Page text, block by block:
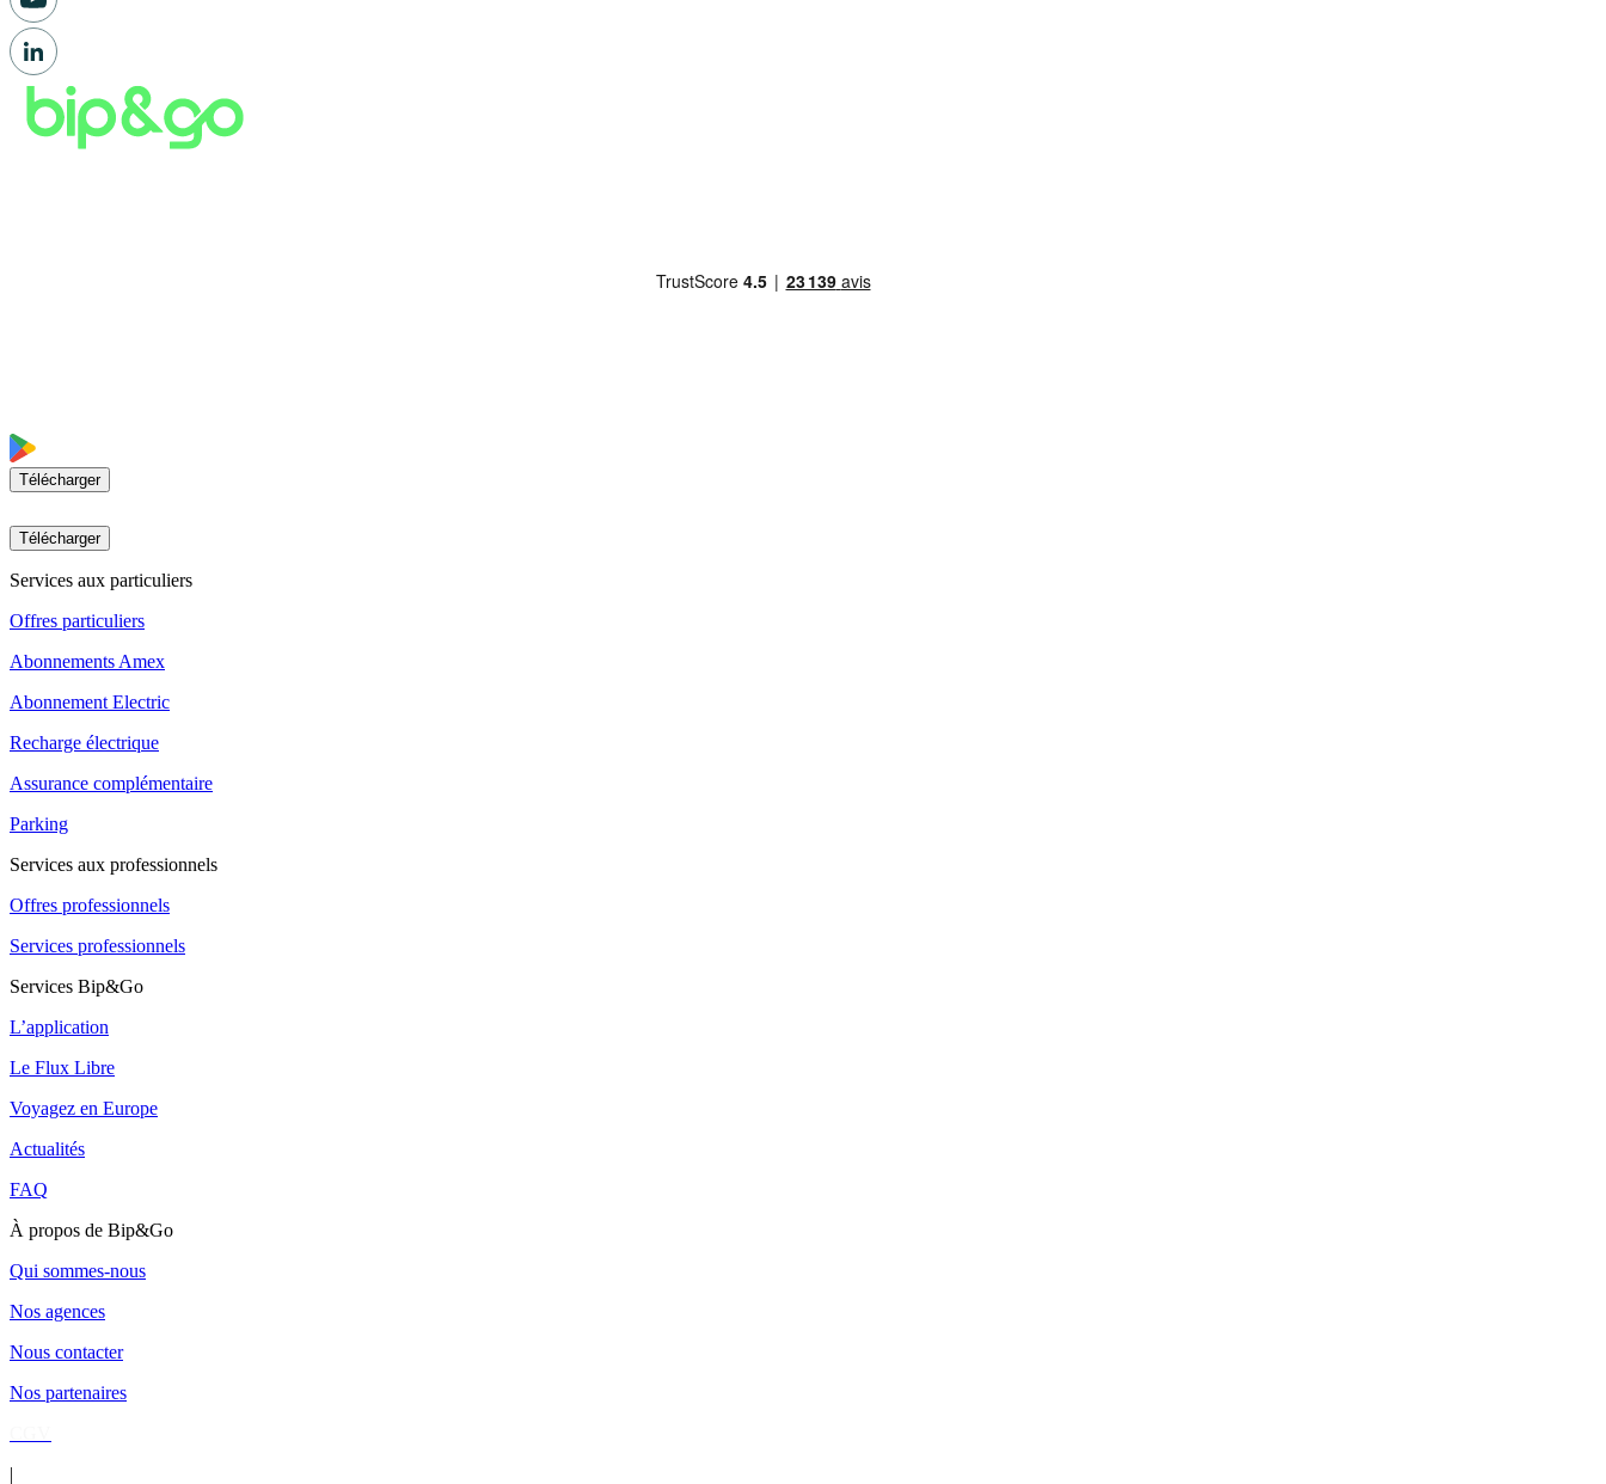
Télécharger
Télécharger
Services aux particuliers
Offres particuliers
Abonnements Amex
Abonnement Electric
Recharge électrique
Assurance complémentaire
Parking
Services aux professionnels
Offres professionnels
Services professionnels
Services Bip&Go
L’application
Le Flux Libre
Voyagez en Europe
Actualités
FAQ
À propos de Bip&Go
Qui sommes-nous
Nos agences
Nous contacter
Nos partenaires
|